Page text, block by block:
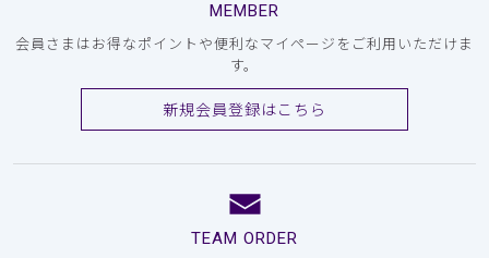
MEMBER
会員さまはお得なポイントや便利なマイページをご利用いただけま
す。
新規会員登録はこちら
TEAM ORDER